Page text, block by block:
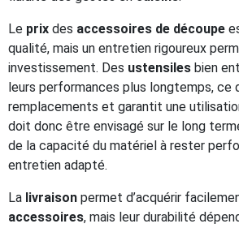
Le prix des accessoires de découpe
qualité, mais un entretien rigoureux
investissement. Des ustensiles bien
leurs performances plus longtemps, ce
remplacements et garantit une
doit donc être envisagé sur le long
de la capacité du matériel à rester
entretien adapté.
La livraison permet d’acquérir
accessoires, mais leur durabilité